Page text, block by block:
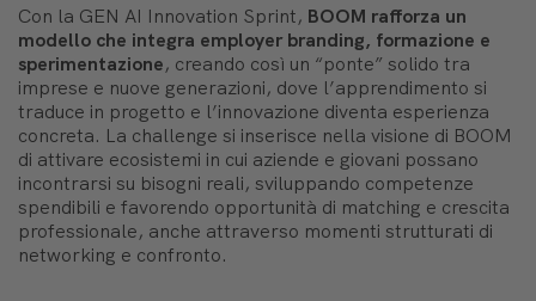
Con la GEN AI Innovation Sprint, BOOM rafforza un
modello che integra employer branding, formazione e
sperimentazione, creando così un “ponte” solido tra
imprese e nuove generazioni, dove l’apprendimento si
traduce in progetto e l’innovazione diventa esperienza
concreta. La challenge si inserisce nella visione di BOOM
di attivare ecosistemi in cui aziende e giovani possano
incontrarsi su bisogni reali, sviluppando competenze
spendibili e favorendo opportunità di matching e crescita
professionale, anche attraverso momenti strutturati di
networking e confronto.